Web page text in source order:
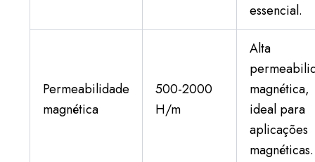
essencial.
Permeabilidade
magnética
500-2000
H/m
Alta
magnética,
ideal para
aplicações
magnéticas.